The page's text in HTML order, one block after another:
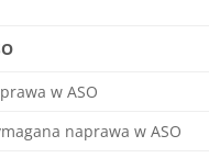
w ASO
naprawa w ASO